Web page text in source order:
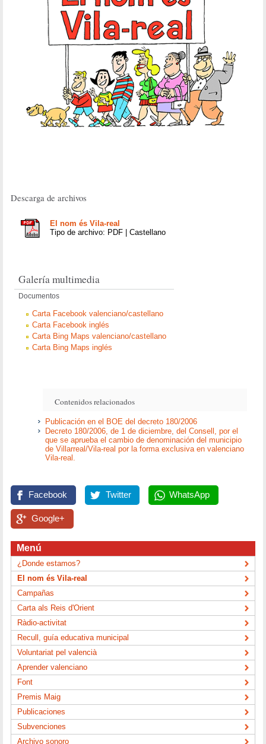
Descarga de archivos
El nom és Vila-real
Tipo de archivo: PDF | Castellano
Galería multimedia
Documentos
Carta Facebook valenciano/castellano
Carta Facebook inglés
Carta Bing Maps valenciano/castellano
Carta Bing Maps inglés
Contenidos relacionados
Publicación en el BOE del decreto 180/2006
Decreto 180/2006, de 1 de diciembre, del Consell, por el
que se aprueba el cambio de denominación del municipio
de Villarreal/Vila-real por la forma exclusiva en valenciano
Vila-real.
Facebook Twitter WhatsApp
Google+
Menú
¿Donde estamos?
El nom és Vila-real
Campañas
Carta als Reis d'Orient
Ràdio-activitat
Recull, guía educativa municipal
Voluntariat pel valencià
Aprender valenciano
Font
Premis Maig
Publicaciones
Subvenciones
Archivo sonoro